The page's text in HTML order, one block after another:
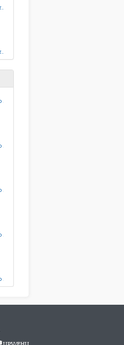
Práctica 02_Preparación 2_Arteria muscular
Práctica 03_Preparación 1_Tráquea
JA_ART100 artículo para regresión multilineal_sub_eus
JA_ART080 artículo para Kruskal-Wallis_sub_eus
JA_ART060 artículo para ANOVA independiente_sub_eus